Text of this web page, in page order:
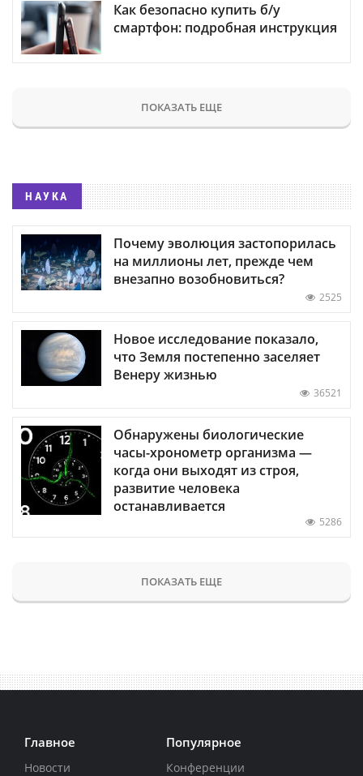
Как безопасно купить б/у
смартфон: подробная инструкция
ПОКАЗАТЬ ЕЩЕ
НАУКА
Почему эволюция застопорилась
на миллионы лет, прежде чем
внезапно возобновиться?
2525
Новое исследование показало,
что Земля постепенно заселяет
Венеру жизнью
36521
Обнаружены биологические
часы-хронометр организма —
когда они выходят из строя,
развитие человека
останавливается
5286
ПОКАЗАТЬ ЕЩЕ
Главное
Новости
Популярное
Конференции